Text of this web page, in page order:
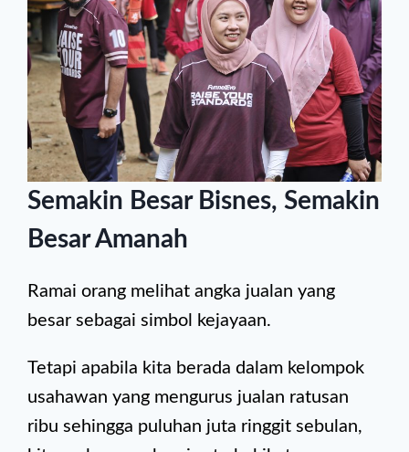
Semakin Besar Bisnes, Semakin
Besar Amanah
Ramai orang melihat angka jualan yang
besar sebagai simbol kejayaan.
Tetapi apabila kita berada dalam kelompok
usahawan yang mengurus jualan ratusan
ribu sehingga puluhan juta ringgit sebulan,